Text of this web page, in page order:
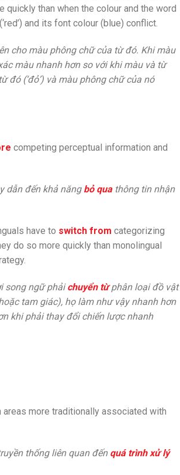
quickly than when the colour and the word
and its font colour (blue) conflict.
cho màu phông chữ của từ đó. Khi màu
màu nhanh hơn so với khi màu và từ
đó (‘đỏ’) và màu phông chữ của nó
competing perceptual information and
dẫn đến khả năng bỏ quathông tin nhận
have to switch from categorizing
do so more quickly than monolingual
song ngữ phảichuyển từphân loại đồ vật
tam giác), họ làm như vậy nhanh hơn
khi phải thay đổi chiến lược nhanh
more traditionally associated with
thống liên quan đến quá trình xử lý